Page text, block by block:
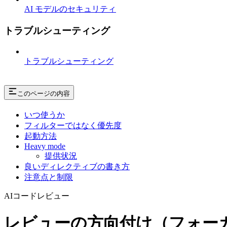
AI モデルのセキュリティ
トラブルシューティング
トラブルシューティング
このページの内容
いつ使うか
フィルターではなく優先度
起動方法
Heavy mode
提供状況
良いディレクティブの書き方
注意点と制限
AIコードレビュー
レビューの方向付け（フォー